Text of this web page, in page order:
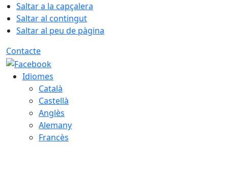
Saltar a la capçalera
Saltar al contingut
Saltar al peu de pàgina
Contacte
Idiomes
Català
Castellà
Anglès
Alemany
Francès